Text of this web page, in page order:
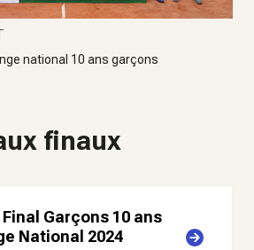
national 10 ans garçons
finaux
Garçons 10 ans
National 2024